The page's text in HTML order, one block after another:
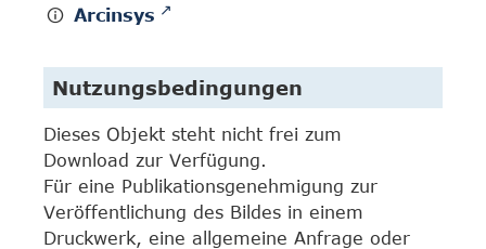
Arcinsys
Nutzungsbedingungen
Dieses Objekt steht nicht frei zum
Download zur Verfügung.
Für eine Publikationsgenehmigung zur
Veröffentlichung des Bildes in einem
Druckwerk, eine allgemeine Anfrage oder